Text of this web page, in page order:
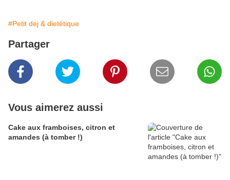
#Petit dej & dietétique
Partager
Vous aimerez aussi
Cake aux framboises, citron et
amandes (à tomber !)